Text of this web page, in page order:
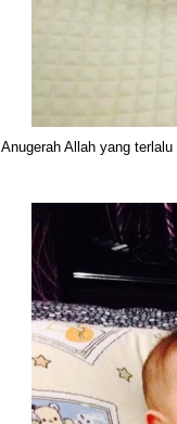
Anugerah Allah yang